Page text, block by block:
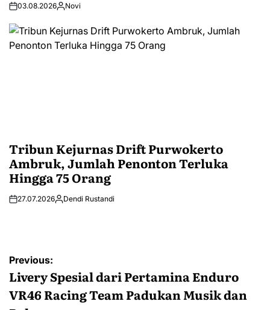
03.08.2026 Novi
Tribun Kejurnas Drift Purwokerto
Ambruk, Jumlah Penonton Terluka
Hingga 75 Orang
27.07.2026 Dendi Rustandi
Post
navigation
Previous:
Livery Spesial dari Pertamina Enduro
VR46 Racing Team Padukan Musik dan